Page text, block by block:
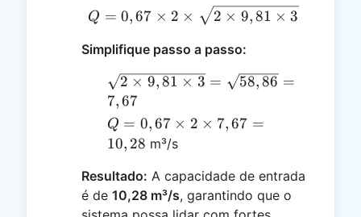
Q = 0,67 \times 2
Q = 0,67 × 2 × 2 × 9,81 × 3
Simplifique passo a passo:
\sqrt{2
\times 9,81
\times 3} =
\sqrt{58,86}
= 7,67
2×9,81×3 = 58,86 =
7,67
Q =
0,67
2
\times
Q = 0,67 × 2 × 7,67 =
10, 28 m³/s
Resultado: A capacidade de entrada
é de 10,28 m³/s, garantindo que o